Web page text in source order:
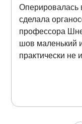
Оперировалась
сделала
профессора
шов маленький
практически не